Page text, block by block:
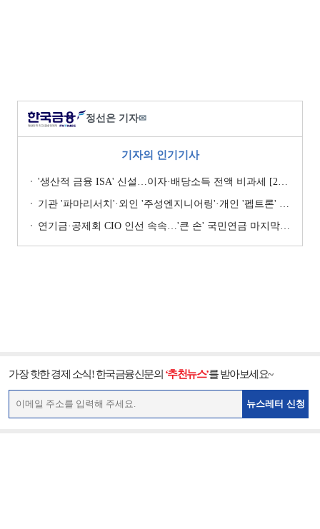
정선은 기자✉
기자의 인기기사
'생산적 금융 ISA' 신설…이자·배당소득 전액 비과세 [2026 세제개편안]
기관 '파마리서치'·외인 '주성엔지니어링'·개인 '펩트론' 1위 [주간 코스닥 순매수- 2026년 7월27일~7월31일]
연기금·공제회 CIO 인선 속속…'큰 손' 국민연금 마지막 타자
가장 핫한 경제 소식! 한국금융신문의 ‘추천뉴스’를 받아보세요~
뉴스레터 신청